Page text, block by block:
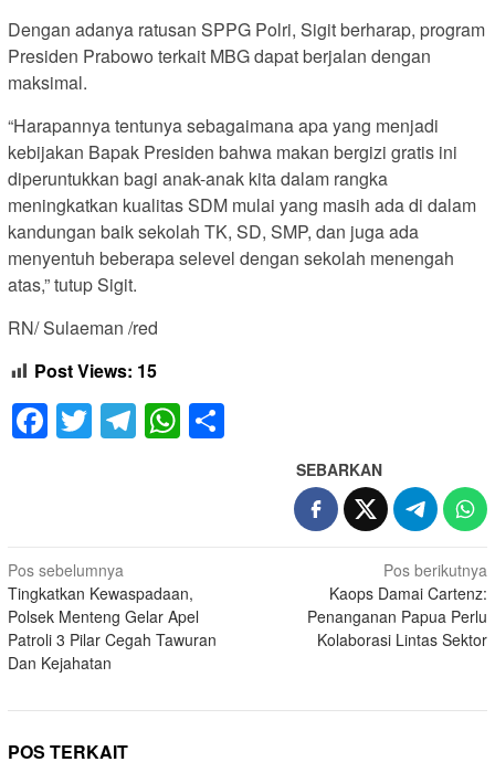
Dengan adanya ratusan SPPG Polri, Sigit berharap, program
Presiden Prabowo terkait MBG dapat berjalan dengan
maksimal.
“Harapannya tentunya sebagaimana apa yang menjadi
kebijakan Bapak Presiden bahwa makan bergizi gratis ini
diperuntukkan bagi anak-anak kita dalam rangka
meningkatkan kualitas SDM mulai yang masih ada di dalam
kandungan baik sekolah TK, SD, SMP, dan juga ada
menyentuh beberapa selevel dengan sekolah menengah
atas,” tutup Sigit.
RN/ Sulaeman /red
Post Views: 15
Facebook
Twitter
Telegram
WhatsApp
SEBARKAN
Navigasi
pos
Pos sebelumnya
Tingkatkan Kewaspadaan,
Polsek Menteng Gelar Apel
Patroli 3 Pilar Cegah Tawuran
Dan Kejahatan
Pos berikutnya
Kaops Damai Cartenz:
Penanganan Papua Perlu
Kolaborasi Lintas Sektor
POS TERKAIT